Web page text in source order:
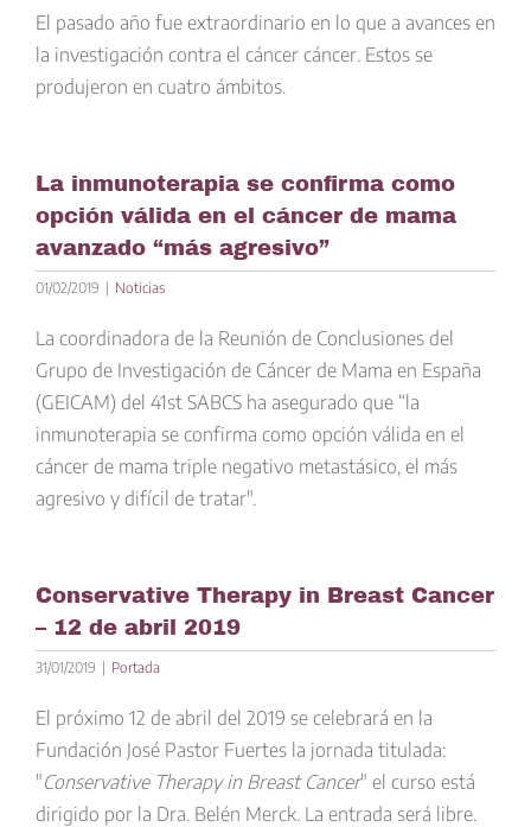
El pasado año fue extraordinario en lo que a avances en
la investigación contra el cáncer cáncer. Estos se
produjeron en cuatro ámbitos.
La inmunoterapia se confirma como
opción válida en el cáncer de mama
avanzado “más agresivo”
01/02/2019 | Noticias
La coordinadora de la Reunión de Conclusiones del
Grupo de Investigación de Cáncer de Mama en España
(GEICAM) del 41st SABCS ha asegurado que “la
inmunoterapia se confirma como opción válida en el
cáncer de mama triple negativo metastásico, el más
agresivo y difícil de tratar".
Conservative Therapy in Breast Cancer
– 12 de abril 2019
31/01/2019 | Portada
El próximo 12 de abril del 2019 se celebrará en la
Fundación José Pastor Fuertes la jornada titulada:
"Conservative Therapy in Breast Cancer" el curso está
dirigido por la Dra. Belén Merck. La entrada será libre.